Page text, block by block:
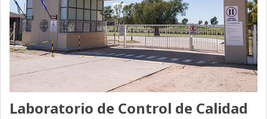
Laboratorio de Control de Calidad